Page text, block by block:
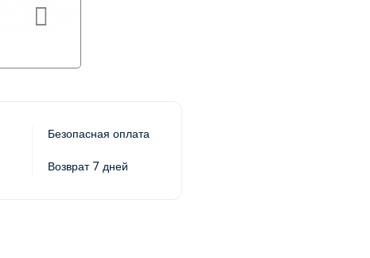
Безопасная оплата
Возврат 7 дней